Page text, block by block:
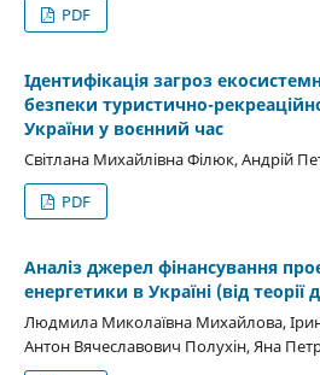
PDF
Ідентифікація загроз
безпеки туристично-
України у воєнний час
Світлана Михайлівна Філюк, Андрій
PDF
Аналіз джерел фінансування
енергетики в Україні (від
Людмила Миколаївна Михайлова,
Антон Вячеславович Полухін, Яна